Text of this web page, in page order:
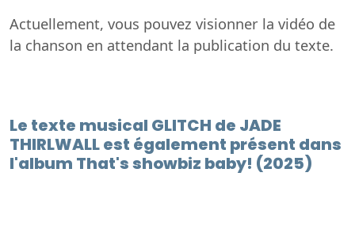
Actuellement, vous pouvez visionner la vidéo de
la chanson en attendant la publication du texte.
Le texte musical GLITCH de JADE
THIRLWALL est également présent dans
l'album That's showbiz baby! (2025)